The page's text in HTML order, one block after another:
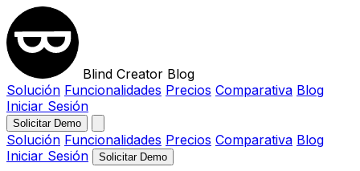
Blind Creator Blog
Solución Funcionalidades Precios Comparativa Blog
Iniciar Sesión
Solicitar Demo
Solución Funcionalidades Precios Comparativa Blog
Iniciar Sesión
Solicitar Demo